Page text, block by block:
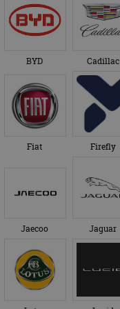
BYD Cadillac
Fiat Firefly
Jaecoo Jaguar